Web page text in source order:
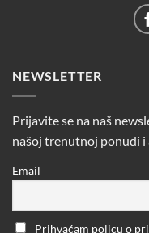
NEWSLETTER
Prijavite se na naš
našoj trenutnoj ponudi i
Email
Prihvaćam policu o